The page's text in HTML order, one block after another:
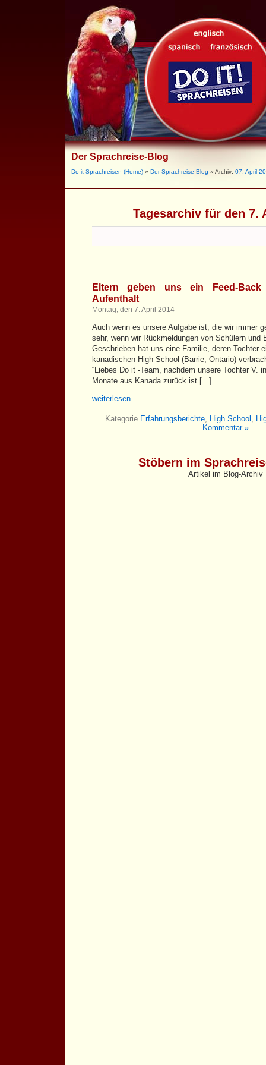
Der Sprachreise-Blog
Do it Sprachreisen (Home) » Der Sprachreise-Blog » Archiv: 07. April
Tagesarchiv für den 7.
Eltern geben uns ein Feed-
Aufenthalt
Montag, den 7. April 2014
Auch wenn es unsere Aufgabe ist, die wir immer
sehr, wenn wir Rückmeldungen von Schülern und
Geschrieben hat uns eine Familie, deren Tochter
kanadischen High School (Barrie, Ontario)
“Liebes Do it -Team, nachdem unsere Tochter V.
Monate aus Kanada zurück ist [...]
weiterlesen...
Kategorie Erfahrungsberichte, High School ,
Kommentar »
Stöbern im
Artikel im Blog-Archiv